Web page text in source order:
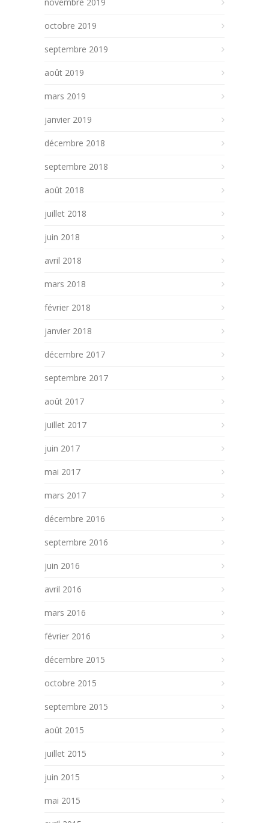
novembre 2019
octobre 2019
septembre 2019
août 2019
mars 2019
janvier 2019
décembre 2018
septembre 2018
août 2018
juillet 2018
juin 2018
avril 2018
mars 2018
février 2018
janvier 2018
décembre 2017
septembre 2017
août 2017
juillet 2017
juin 2017
mai 2017
mars 2017
décembre 2016
septembre 2016
juin 2016
avril 2016
mars 2016
février 2016
décembre 2015
octobre 2015
septembre 2015
août 2015
juillet 2015
juin 2015
mai 2015